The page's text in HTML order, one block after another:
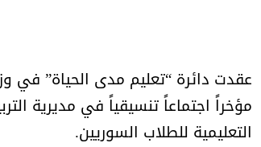
عقدت دائرة “تعليم مدى الحياة” في
مؤخراً اجتماعاً تنسيقياً في مديرية
التعليمية للطلاب السوريين.